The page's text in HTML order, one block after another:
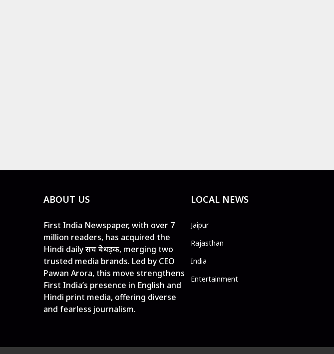
ABOUT US
First India Newspaper, with over 7
million readers, has acquired the
Hindi daily सच बेधड़क, merging two
trusted media brands. Led by CEO
Pawan Arora, this move strengthens
First India’s presence in English and
Hindi print media, offering diverse
and fearless journalism.
LOCAL NEWS
Jaipur
Rajasthan
India
Entertainment